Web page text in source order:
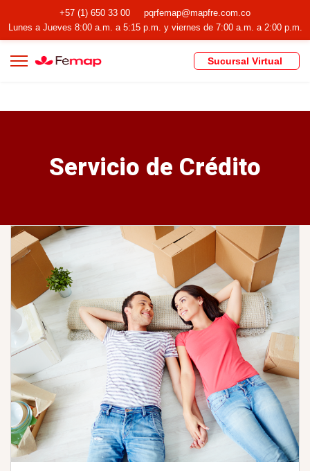
+57 (1) 650 33 00
pqrfemap@mapfre.com.co
Lunes a Jueves 8:00 a.m. a 5:15 p.m. y viernes de 7:00 a.m. a 2:00 p.m.
Sucursal Virtual
Servicio de Crédito
p.m.